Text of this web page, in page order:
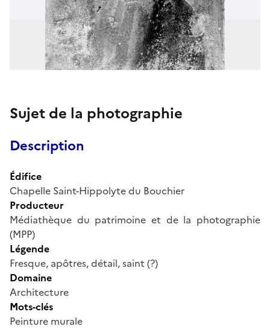
Sujet de la photographie
Description
Édifice
Chapelle Saint-Hippolyte du Bouchier
Producteur
Médiathèque du patrimoine et de la photographie
(MPP)
Légende
Fresque, apôtres, détail, saint (?)
Domaine
Architecture
Mots-clés
Peinture murale